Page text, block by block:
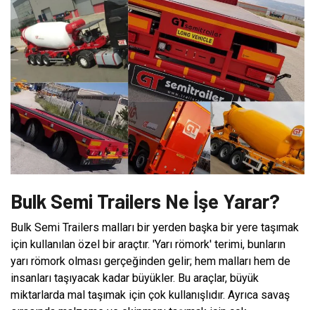
Bulk Semi Trailers Ne İşe Yarar?
Bulk Semi Trailers malları bir yerden başka bir yere taşımak
için kullanılan özel bir araçtır. 'Yarı römork' terimi, bunların
yarı römork olması gerçeğinden gelir; hem malları hem de
insanları taşıyacak kadar büyükler. Bu araçlar, büyük
miktarlarda mal taşımak için çok kullanışlıdır. Ayrıca savaş